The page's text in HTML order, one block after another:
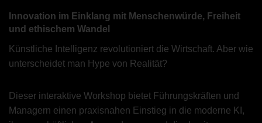
Innovation im Einklang mit Menschenwürde, Freiheit
und ethischem Wandel
Künstliche Intelligenz revolutioniert die Wirtschaft. Aber wie
unterscheidet man Hype von Realität?
Dieser interaktive Workshop bietet Führungskräften und
Managern einen praxisnahen Einstieg in die moderne KI,